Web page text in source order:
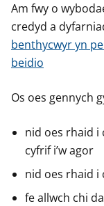
Am fwy o
credyd a
benthycwyr yn
beidio
Os oes gennych
nid oes rhaid i
cyfrif i’w agor
nid oes rhaid i
fe allwch chi